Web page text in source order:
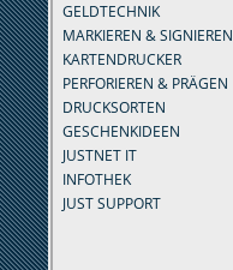
GELDTECHNIK
MARKIEREN & SIGNIEREN
KARTENDRUCKER
PERFORIEREN & PRÄGEN
DRUCKSORTEN
GESCHENKIDEEN
JUSTNET IT
INFOTHEK
JUST SUPPORT